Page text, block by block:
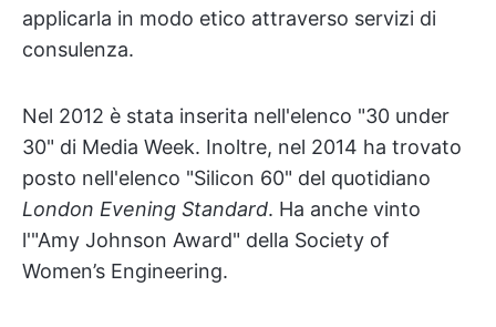
applicarla in modo etico attraverso servizi di
consulenza.
Nel 2012 è stata inserita nell'elenco "30 under
30" di Media Week. Inoltre, nel 2014 ha trovato
posto nell'elenco "Silicon 60" del quotidiano
London Evening Standard. Ha anche vinto
l'"Amy Johnson Award" della Society of
Women’s Engineering.